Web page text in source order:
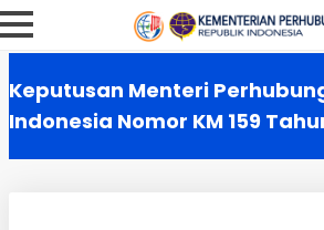
Keputusan Menteri
Indonesia Nomor KM 159